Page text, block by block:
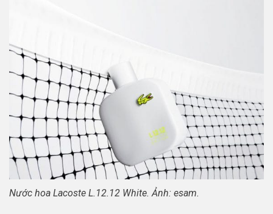
Nước hoa Lacoste L.12.12 White. Ảnh: esam.